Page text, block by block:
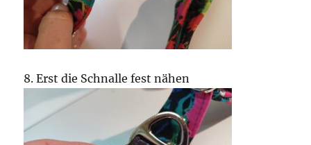
8. Erst die Schnalle fest nähen